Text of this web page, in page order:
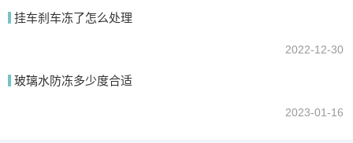
挂车刹车冻了怎么处理
2022-12-30
玻璃水防冻多少度合适
2023-01-16